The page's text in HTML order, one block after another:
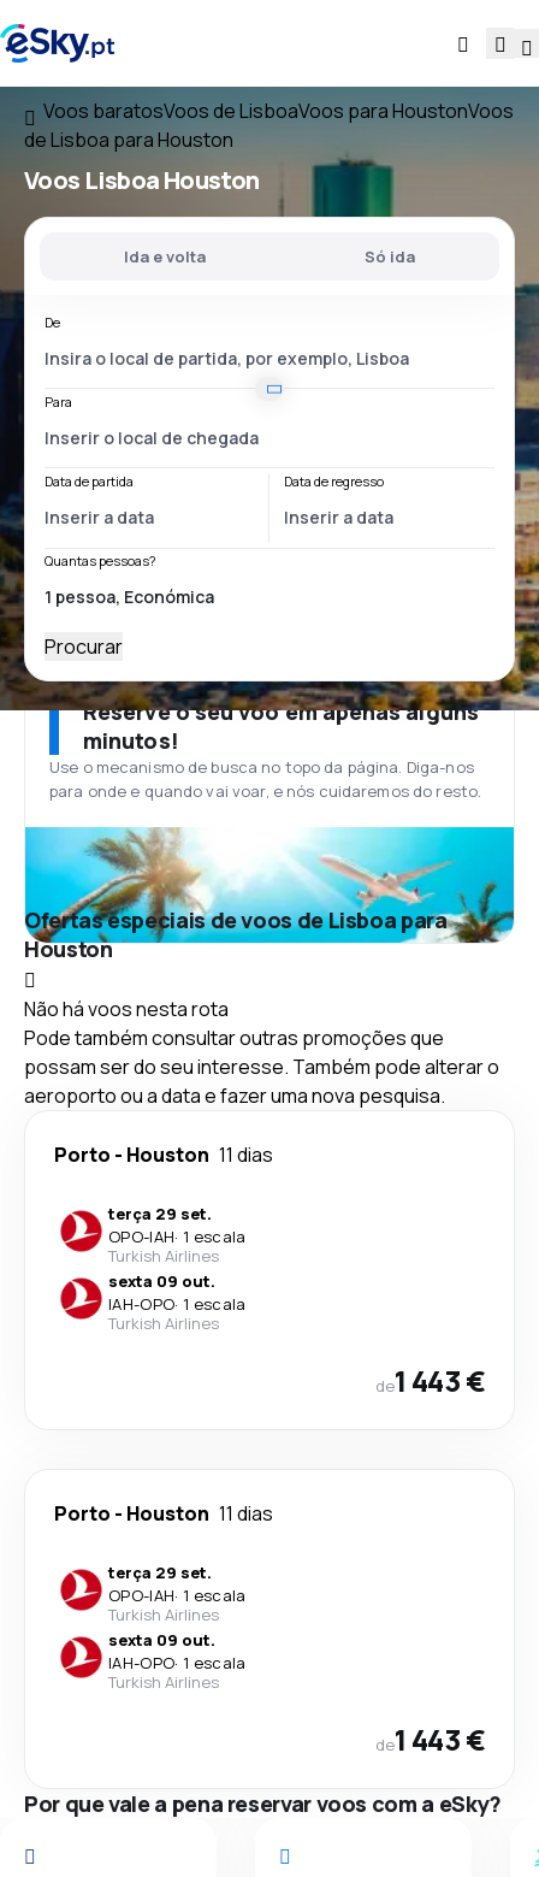
Voos baratosVoos de LisboaVoos para HoustonVoos
de Lisboa para Houston
Voos Lisboa Houston
Ida e volta Só ida
De
Para
Data de partida Data de regresso
Quantas pessoas?
Procurar
Reserve o seu voo em apenas alguns
minutos!
Use o mecanismo de busca no topo da página. Diga-nos
para onde e quando vai voar, e nós cuidaremos do resto.
Ofertas especiais de voos de Lisboa para
Houston
Não há voos nesta rota
Pode também consultar outras promoções que
possam ser do seu interesse. Também pode alterar o
aeroporto ou a data e fazer uma nova pesquisa.
Porto - Houston 11 dias
terça 29 set.
OPO-IAH· 1 escala
Turkish Airlines
sexta 09 out.
IAH-OPO· 1 escala
Turkish Airlines
de1 443 €
Porto - Houston 11 dias
terça 29 set.
OPO-IAH· 1 escala
Turkish Airlines
sexta 09 out.
IAH-OPO· 1 escala
Turkish Airlines
de1 443 €
Por que vale a pena reservar voos com a eSky?